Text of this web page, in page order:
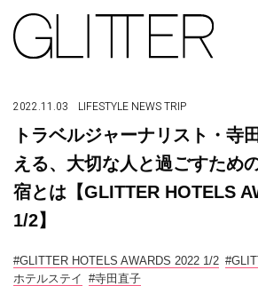
2022.11.03 LIFESTYLE NEWSTRIP
トラベルジャーナリスト・寺
える、大切な人と過ごすため
宿とは【GLITTER HOTELS
1/2】
#GLITTER HOTELS AWARDS 2022 1/2
ホテルステイ #寺田直子